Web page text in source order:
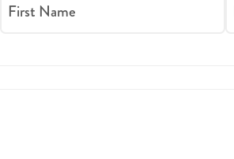
First Name